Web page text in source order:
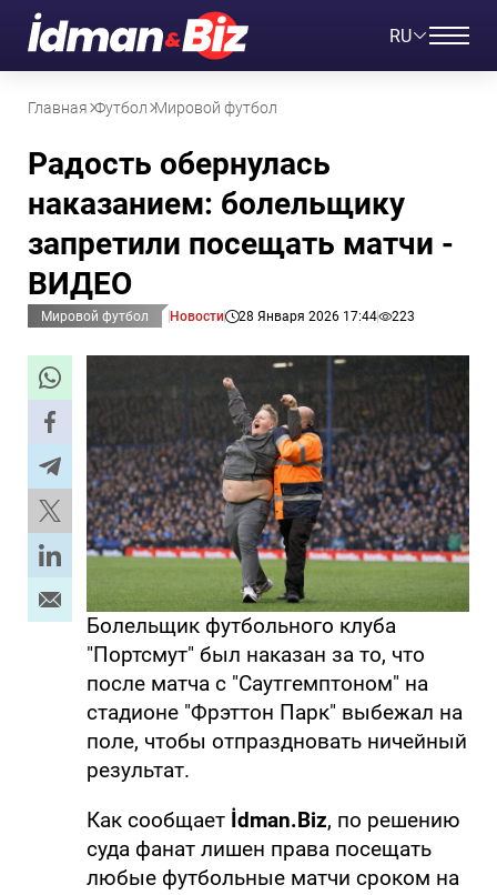
RU
Главная Футбол Мировой футбол
Радость обернулась
наказанием: болельщику
запретили посещать матчи -
ВИДЕО
Мировой футбол Новости 28 Января 2026 17:44 223
Болельщик футбольного клуба
"Портсмут" был наказан за то, что
после матча с "Саутгемптоном" на
стадионе "Фрэттон Парк" выбежал на
поле, чтобы отпраздновать ничейный
результат.
Как сообщает İdman.Biz, по решению
суда фанат лишен права посещать
любые футбольные матчи сроком на